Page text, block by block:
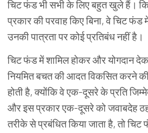
चिट फंड भी सभी के लिए बहुत खुले हैं।
प्रकार की परवाह किए बिना, वे चिट फंड
उनकी पात्रता पर कोई प्रतिबंध नहीं है।
चिट फंड में शामिल होकर और योगदान
नियमित बचत की आदत विकसित करने
होती है, क्योंकि वे एक-दूसरे के प्रति
और इस प्रकार एक-दूसरे को जवाबदेह
तरीके से प्रबंधित किया जाता है, तो